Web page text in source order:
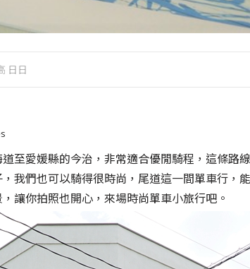
日日
至愛媛縣的今治，非常適合優閒騎程，這條路
我們也可以騎得很時尚，尾道這一間單車行，
讓你拍照也開心，來場時尚單車小旅行吧。